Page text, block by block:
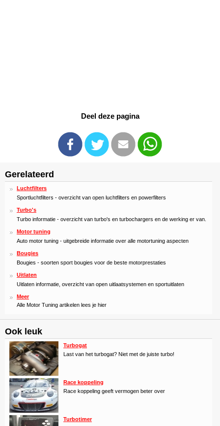
Deel deze pagina
Gerelateerd
Luchtfilters
Sportluchtfilters - overzicht van open luchtfilters en powerfilters
Turbo's
Turbo informatie - overzicht van turbo's en turbochargers en de werking er van.
Motor tuning
Auto motor tuning - uitgebreide informatie over alle motortuning aspecten
Bougies
Bougies - soorten sport bougies voor de beste motorprestaties
Uitlaten
Uitlaten informatie, overzicht van open uitlaatsystemen en sportuitlaten
Meer
Alle Motor Tuning artikelen lees je hier
Ook leuk
Turbogat
Last van het turbogat? Niet met de juiste turbo!
Race koppeling
Race koppeling geeft vermogen beter over
Turbotimer